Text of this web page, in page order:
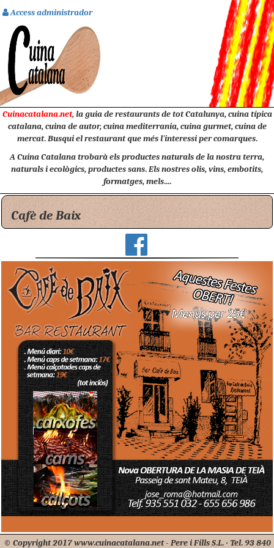
Access administrador
Cuinacatalana.net, la guia de restaurants de tot Catalunya, cuina típica
catalana, cuina de autor, cuina mediterrania, cuina gurmet, cuina de
mercat. Busqui el restaurant que més l'interessi per comarques.
A Cuina Catalana trobarà els productes naturals de la nostra terra,
naturals i ecològics, productes sans. Els nostres olis, vins, embotits,
formatges, mels....
Cafè de Baix
© Copyright 2017 www.cuinacatalana.net - Pere i Fills S.L. · Tel. 93 840